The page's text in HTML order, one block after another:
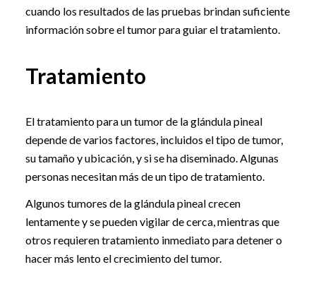
cuando los resultados de las pruebas brindan suficiente
información sobre el tumor para guiar el tratamiento.
Tratamiento
El tratamiento para un tumor de la glándula pineal
depende de varios factores, incluidos el tipo de tumor,
su tamaño y ubicación, y si se ha diseminado. Algunas
personas necesitan más de un tipo de tratamiento.
Algunos tumores de la glándula pineal crecen
lentamente y se pueden vigilar de cerca, mientras que
otros requieren tratamiento inmediato para detener o
hacer más lento el crecimiento del tumor.